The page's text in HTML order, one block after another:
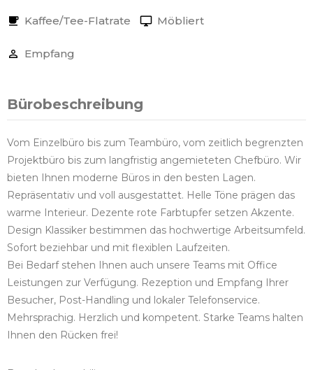
Kaffee/Tee-Flatrate Möbliert
Empfang
Bürobeschreibung
Vom Einzelbüro bis zum Teambüro, vom zeitlich begrenzten
Projektbüro bis zum langfristig angemieteten Chefbüro. Wir
bieten Ihnen moderne Büros in den besten Lagen.
Repräsentativ und voll ausgestattet. Helle Töne prägen das
warme Interieur. Dezente rote Farbtupfer setzen Akzente.
Design Klassiker bestimmen das hochwertige Arbeitsumfeld.
Sofort beziehbar und mit flexiblen Laufzeiten.
Bei Bedarf stehen Ihnen auch unsere Teams mit Office
Leistungen zur Verfügung. Rezeption und Empfang Ihrer
Besucher, Post-Handling und lokaler Telefonservice.
Mehrsprachig. Herzlich und kompetent. Starke Teams halten
Ihnen den Rücken frei!